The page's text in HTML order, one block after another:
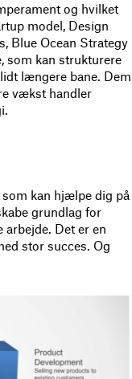
og hvilket
model, Design
Blue Ocean Strategy
som kan strukturere
længere bane. Dem
vækst handler
kan hjælpe dig på
grundlag for
Det er en
stor succes. Og